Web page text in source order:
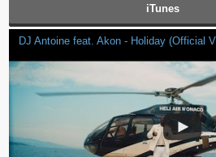
iTunes
DJ Antoine feat. Akon - Holiday (Official